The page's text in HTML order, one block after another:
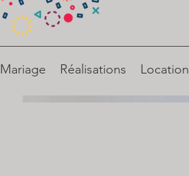
Mariage Réalisations Location